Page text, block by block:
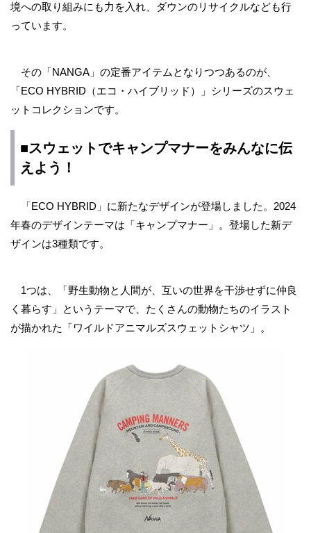
境への取り組みにも力を入れ、ダウンのリサイクルなども行
っています。
その「NANGA」の定番アイテムとなりつつあるのが、
「ECO HYBRID（エコ・ハイブリッド）」シリーズのスウェ
ットコレクションです。
■スウェットでキャンプマナーをみんなに伝
えよう！
「ECO HYBRID」に新たなデザインが登場しました。2024
年春のデザインテーマは「キャンプマナー」。登場した新デ
ザインは3種類です。
1つは、「野生動物と人間が、互いの世界を干渉せずに仲良
く暮らす」というテーマで、たくさんの動物たちのイラスト
が描かれた「ワイルドアニマルズスウェットシャツ」。